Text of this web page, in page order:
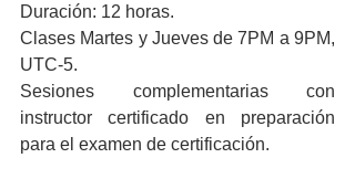
Duración: 12 horas.
Clases Martes y Jueves de 7PM a 9PM,
UTC-5.
Sesiones complementarias con
instructor certificado en preparación
para el examen de certificación.